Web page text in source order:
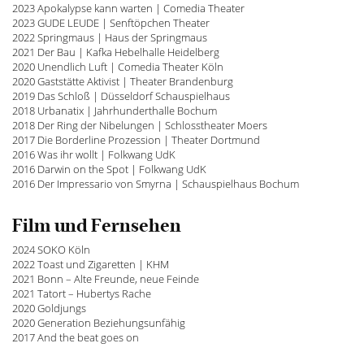
2023 Apokalypse kann warten | Comedia Theater
2023 GUDE LEUDE | Senftöpchen Theater
2022 Springmaus | Haus der Springmaus
2021 Der Bau | Kafka Hebelhalle Heidelberg
2020 Unendlich Luft | Comedia Theater Köln
2020 Gaststätte Aktivist | Theater Brandenburg
2019 Das Schloß | Düsseldorf Schauspielhaus
2018 Urbanatix | Jahrhunderthalle Bochum
2018 Der Ring der Nibelungen | Schlosstheater Moers
2017 Die Borderline Prozession | Theater Dortmund
2016 Was ihr wollt | Folkwang UdK
2016 Darwin on the Spot | Folkwang UdK
2016 Der Impressario von Smyrna | Schauspielhaus Bochum
Film und Fernsehen
2024 SOKO Köln
2022 Toast und Zigaretten | KHM
2021 Bonn – Alte Freunde, neue Feinde
2021 Tatort – Hubertys Rache
2020 Goldjungs
2020 Generation Beziehungsunfähig
2017 And the beat goes on